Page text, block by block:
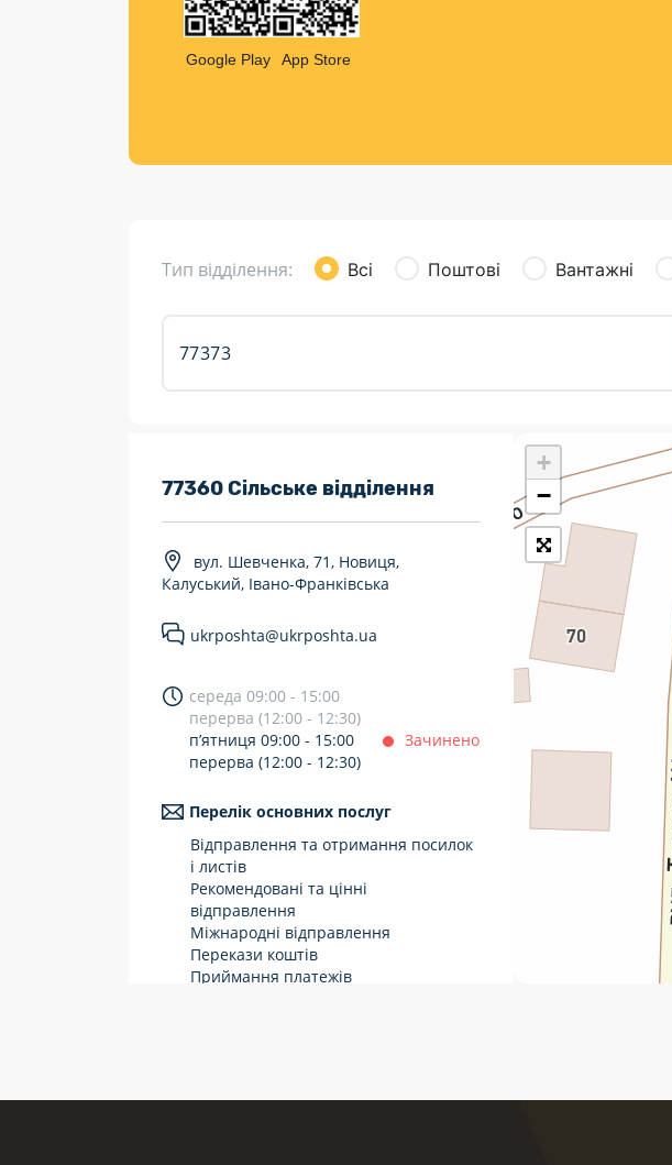
Листи та листівки
Кур’єрська доставка
Google Play App Store
Тип відділення: Всі Поштові Вантажні
7 днів на тиждень
Працюють після 19:00
Поштові
Прийом
77360 Сільське відділення
вул. Шевченка, 71, Новиця,
Калуський, Івано-Франківська
ukrposhta@ukrposhta.ua
середа 09:00 - 15:00
перерва (12:00 - 12:30)
п’ятниця 09:00 - 15:00
Зачинено
перерва (12:00 - 12:30)
Перелік основних послуг
Відправлення та отримання посилок
і листів
Рекомендовані та цінні
відправлення
Міжнародні відправлення
Перекази коштів
Приймання платежів
+
−